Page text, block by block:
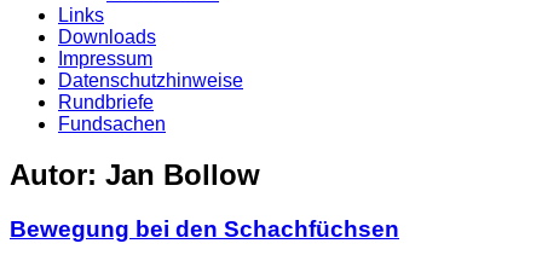
Links
Downloads
Impressum
Datenschutzhinweise
Rundbriefe
Fundsachen
Autor: Jan Bollow
Bewegung bei den Schachfüchsen